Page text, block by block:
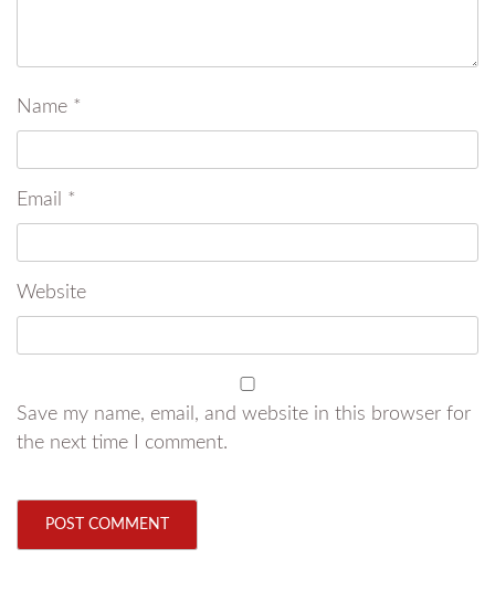
Name *
Email *
Website
Save my name, email, and website in this browser for
the next time I comment.